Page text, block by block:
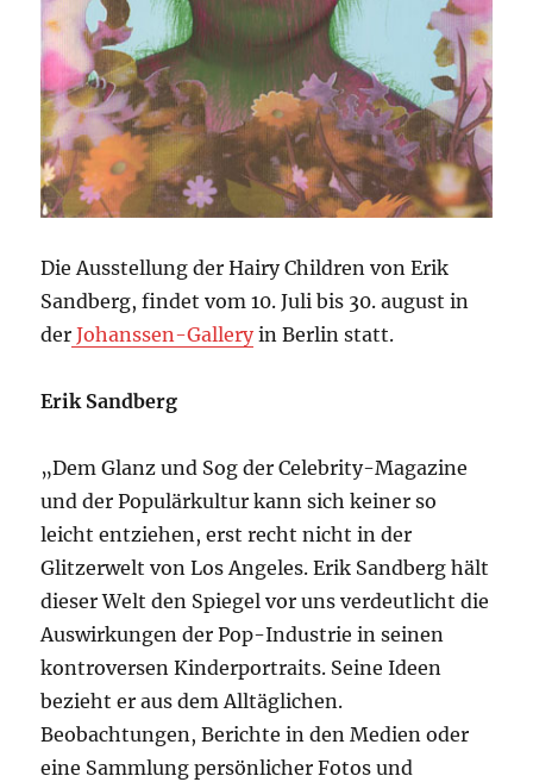
Die Ausstellung der Hairy Children von Erik
Sandberg, findet vom 10. Juli bis 30. august in
der Johanssen-Galleryin Berlin statt.
Erik Sandberg
„Dem Glanz und Sog der Celebrity-Magazine
und der Populärkultur kann sich keiner so
leicht entziehen, erst recht nicht in der
Glitzerwelt von Los Angeles. Erik Sandberg hält
dieser Welt den Spiegel vor uns verdeutlicht die
Auswirkungen der Pop-Industrie in seinen
kontroversen Kinderportraits. Seine Ideen
bezieht er aus dem Alltäglichen.
Beobachtungen, Berichte in den Medien oder
eine Sammlung persönlicher Fotos und